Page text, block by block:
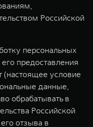
Российской
персональных
предоставления
(настоящее условие
данные,
обрабатывать в
Российской
отзыва в